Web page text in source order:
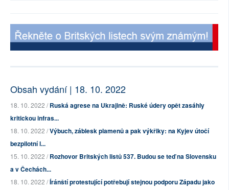
Obsah vydání | 18. 10. 2022
18. 10. 2022 /Ruská agrese na Ukrajině: Ruské údery opět zasáhly
kritickou infras...
18. 10. 2022 /Výbuch, záblesk plamenů a pak výkřiky: na Kyjev útočí
bezpilotní l...
15. 10. 2022 /Rozhovor Britských listů 537. Budou se teď na Slovensku
a v Čechách...
18. 10. 2022 /Íránští protestující potřebují stejnou podporu Západu jako